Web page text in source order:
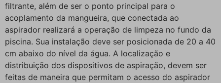
filtrante, além de ser o ponto principal para o
acoplamento da mangueira, que conectada ao
aspirador realizará a operação de limpeza no fundo da
piscina. Sua instalação deve ser posicionada de 20 a 40
cm abaixo do nível da água. A localização e
distribuição dos dispositivos de aspiração, devem ser
feitas de maneira que permitam o acesso do aspirador